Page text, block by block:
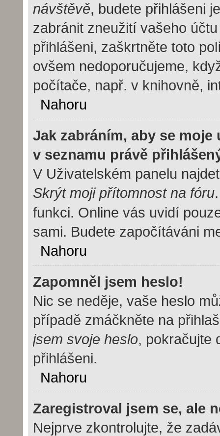
návštěvě, budete přihlášeni
zabránit zneužití vašeho
přihlášeni, zaškrtněte toto
ovšem nedoporučujeme,
počítače, např. v knihovně,
Nahoru
Jak zabráním, aby se
v seznamu právě
V Uživatelském panelu
Skrýt moji přítomnost na fóru
funkci. Online vás uvidí
sami. Budete započítáváni
Nahoru
Zapomněl jsem heslo!
Nic se neděje, vaše heslo
případě zmáčkněte na
jsem svoje heslo, pokračujte
přihlášeni.
Nahoru
Zaregistroval jsem se, ale
Nejprve zkontrolujte, že